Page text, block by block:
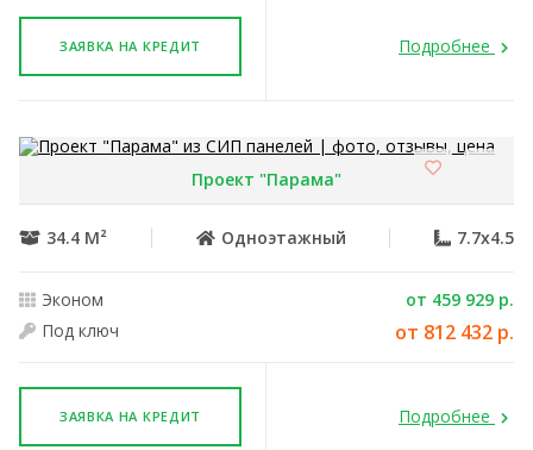
ЗАЯВКА НА КРЕДИТ Подробнее
Проект "Парама"
34.4 М² Одноэтажный 7.7x4.5
Эконом
от 459 929 р.
Под ключ
от 812 432 р.
ЗАЯВКА НА КРЕДИТ Подробнее